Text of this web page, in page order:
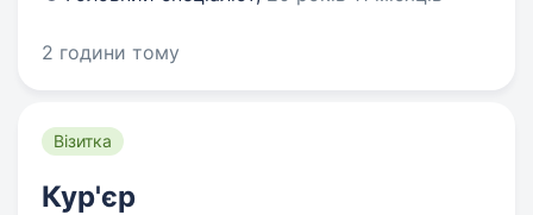
2 години тому
Візитка
Кур'єр